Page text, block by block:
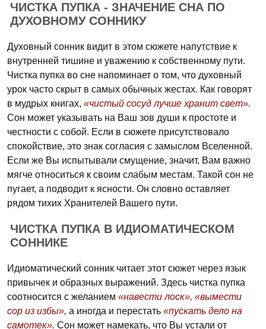
ЧИСТКА ПУПКА - ЗНАЧЕНИЕ СНА ПО
ДУХОВНОМУ СОННИКУ
Духовный сонник видит в этом сюжете напутствие к
внутренней тишине и уважению к собственному пути.
Чистка пупка во сне напоминает о том, что духовный
урок часто скрыт в самых обычных жестах. Как говорят
в мудрых книгах, «чистый сосуд лучше хранит свет».
Сон может указывать на Ваш зов души к простоте и
честности с собой. Если в сюжете присутствовало
спокойствие, это знак согласия с замыслом Вселенной.
Если же Вы испытывали смущение, значит, Вам важно
мягче относиться к своим слабым местам. Такой сон не
пугает, а подводит к ясности. Он словно оставляет
рядом тихих Хранителей Вашего пути.
ЧИСТКА ПУПКА В ИДИОМАТИЧЕСКОМ
СОННИКЕ
Идиоматический сонник читает этот сюжет через язык
привычек и образных выражений. Здесь чистка пупка
соотносится с желанием «навести лоск», «вымести
сор из избы», а иногда и перестать «пускать дело на
самотек». Сон может намекать, что Вы устали от